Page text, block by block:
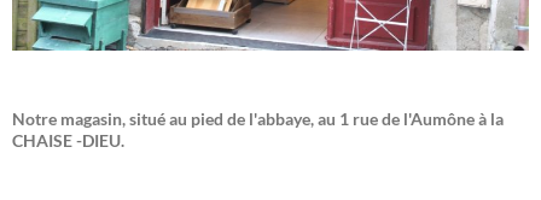
Notre magasin, situé au pied de l'abbaye, au 1 rue de l'Aumône à la
CHAISE -DIEU.